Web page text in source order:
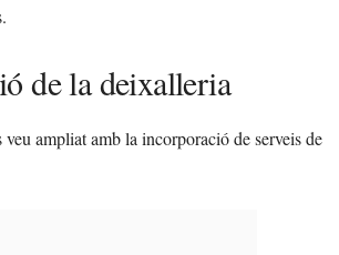
de la deixalleria
veu ampliat amb la incorporació de serveis de